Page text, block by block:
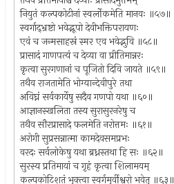
नियुतं कल्पकोटीनां स्वर्लोकमेति मानवः ॥५७॥
स्वर्गाद्भ्रष्टो भवेद्भूपो देवीभक्तिपरायणः
एवं च जन्मसाहस्रं स्मर एव भवेद्भुवि ॥५८॥
प्रासादं गाणपत्यं च देव्या वा प्रीतिमान्नरः
कृत्वा सुरगणानां च पूजितो दिवि जायते ॥५९॥
तथैव राजतामेति भोग्यान्देवीपुरे तथा
अविघ्नं सर्वकार्येषु सदैव गणपो यथा ॥६०॥
आज्ञानस्खलिता तस्य सुरासुरनरेषु च
तथैव सौरप्रासादे फलमेति नरोत्तमः ॥६१॥
अरोगी सुप्रसन्नात्मा कामदेवसमप्रभः
वरदः सर्वलोकेषु यथा ब्रध्नस्तथा हि सः ॥६२॥
सुरस्य प्रतिमायां च गृहं कृत्वा शिलामयम्
कल्पकोटिशतं भुक्त्वा स्वर्गमुर्वीश्वरो भवेत् ॥६३॥